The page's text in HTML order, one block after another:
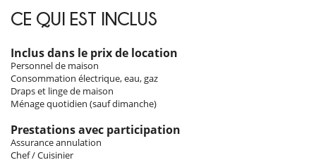
Chambre 2
Chambre, 1er étage, vue sur la mer. La chambre propose 1 lit double
salle de bain. La chambre inclut également : climatisation, table de
bureau, balcon privé.
Chambre 3
Chambre, 1er étage, vue sur la mer. La chambre propose 1 lit double
King size. Salle de bain attenante, avec 2 vasques, douche. WC séparés.
La chambre inclut également : climatisation, dressing, balcon privé.
CE QUI EST INCLUS
Inclus dans le prix de location
Personnel de maison
Consommation électrique, eau, gaz
Draps et linge de maison
Ménage quotidien (sauf dimanche)
Prestations avec participation
Assurance annulation
Chef / Cuisinier